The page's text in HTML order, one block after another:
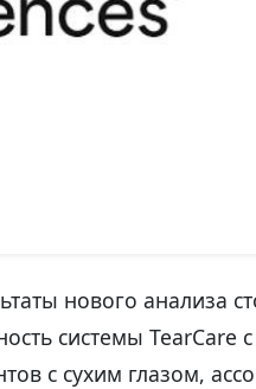
нового анализа
системы TearCare
с сухим глазом,